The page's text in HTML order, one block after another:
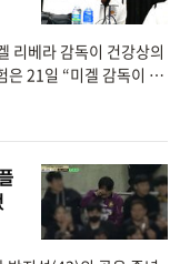
리베라 감독이 건강상의
은 21일 “미겔 감독이 건